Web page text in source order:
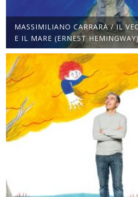
MASSIMILIANO CARRARA / IL
E IL MARE (ERNEST HEMINGWAY)